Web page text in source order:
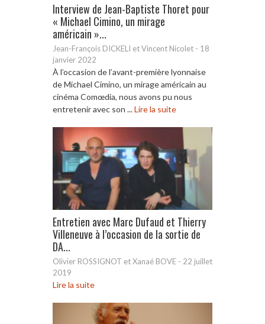
Interview de Jean-Baptiste Thoret pour
« Michael Cimino, un mirage
américain »...
Jean-François DICKELI et Vincent Nicolet - 18
janvier 2022
À l’occasion de l’avant-première lyonnaise
de Michael Cimino, un mirage américain au
cinéma Comœdia, nous avons pu nous
entretenir avec son ...Lire la suite
Entretien avec Marc Dufaud et Thierry
Villeneuve à l’occasion de la sortie de
DA...
Olivier ROSSIGNOT et Xanaé BOVE - 22 juillet
2019
Lire la suite